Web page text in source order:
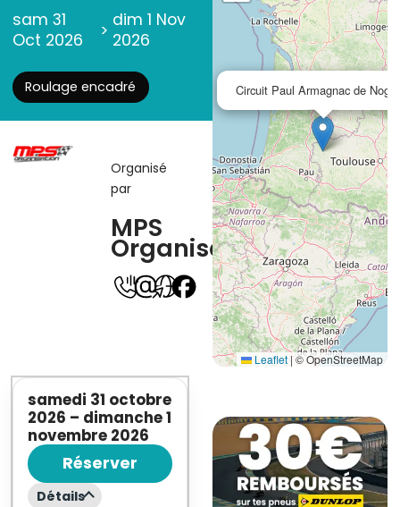
sam 31
Oct 2026
> dim 1 Nov
2026
Roulage encadré
Organisé
par
MPS
Organisation
samedi 31 octobre
2026 – dimanche 1
novembre 2026
Réserver
Détails
Circuit Paul Armagnac de
Leaflet | © OpenStreetMap